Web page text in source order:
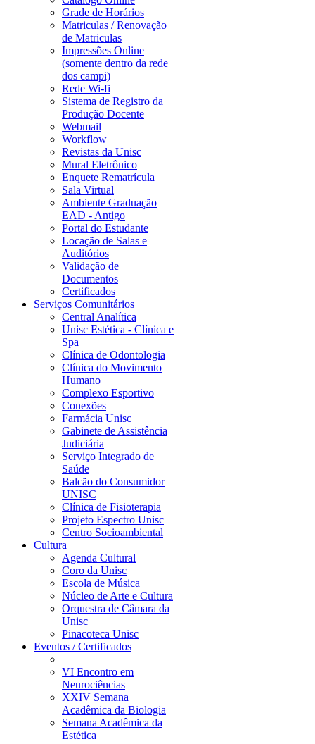
Grade de Horários
Matriculas / Renovação
de Matriculas
Impressões Online
(somente dentro da rede
dos campi)
Rede Wi-fi
Sistema de Registro da
Produção Docente
Webmail
Workflow
Revistas da Unisc
Mural Eletrônico
Enquete Rematrícula
Sala Virtual
Ambiente Graduação
EAD - Antigo
Portal do Estudante
Locação de Salas e
Auditórios
Validação de
Documentos
Certificados
Serviços Comunitários
Central Analítica
Unisc Estética - Clínica e
Spa
Clínica de Odontologia
Clínica do Movimento
Humano
Complexo Esportivo
Conexões
Farmácia Unisc
Gabinete de Assistência
Judiciária
Serviço Integrado de
Saúde
Balcão do Consumidor
UNISC
Clínica de Fisioterapia
Projeto Espectro Unisc
Centro Socioambiental
Cultura
Agenda Cultural
Coro da Unisc
Escola de Música
Núcleo de Arte e Cultura
Orquestra de Câmara da
Unisc
Pinacoteca Unisc
Eventos / Certificados
VI Encontro em
Neurociências
XXIV Semana
Acadêmica da Biologia
Semana Acadêmica da
Estética